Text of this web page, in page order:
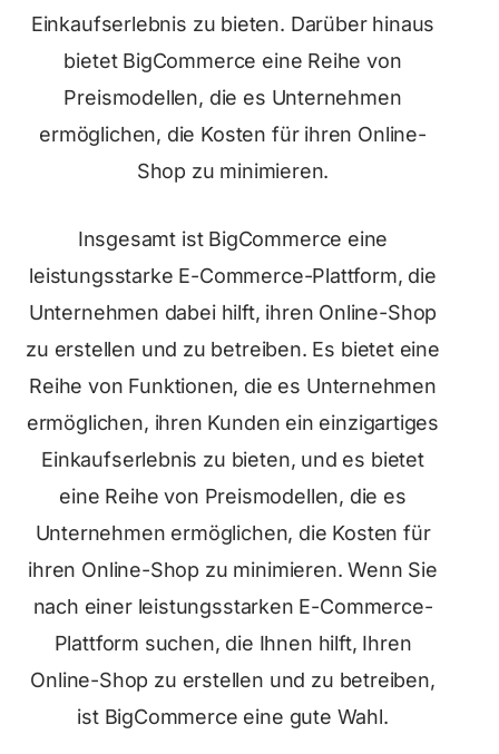
Einkaufserlebnis zu bieten. Darüber hinaus
bietet BigCommerce eine Reihe von
Preismodellen, die es Unternehmen
ermöglichen, die Kosten für ihren Online-
Shop zu minimieren.
Insgesamt ist BigCommerce eine
leistungsstarke E-Commerce-Plattform, die
Unternehmen dabei hilft, ihren Online-Shop
zu erstellen und zu betreiben. Es bietet eine
Reihe von Funktionen, die es Unternehmen
ermöglichen, ihren Kunden ein einzigartiges
Einkaufserlebnis zu bieten, und es bietet
eine Reihe von Preismodellen, die es
Unternehmen ermöglichen, die Kosten für
ihren Online-Shop zu minimieren. Wenn Sie
nach einer leistungsstarken E-Commerce-
Plattform suchen, die Ihnen hilft, Ihren
Online-Shop zu erstellen und zu betreiben,
ist BigCommerce eine gute Wahl.